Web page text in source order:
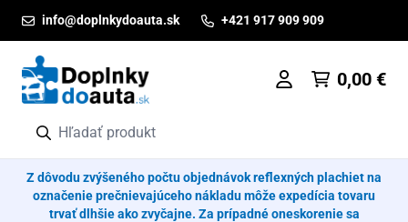
info@doplnkydoauta.sk +421 917 909 909
0,00 €
Z dôvodu zvýšeného počtu objednávok reflexných plachiet na
označenie prečnievajúceho nákladu môže expedícia tovaru
trvať dlhšie ako zvyčajne. Za prípadné oneskorenie sa